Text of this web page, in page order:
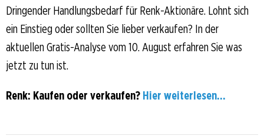
Dringender Handlungsbedarf für Renk-Aktionäre. Lohnt sich
ein Einstieg oder sollten Sie lieber verkaufen? In der
aktuellen Gratis-Analyse vom 10. August erfahren Sie was
jetzt zu tun ist.
Renk: Kaufen oder verkaufen? Hier weiterlesen...